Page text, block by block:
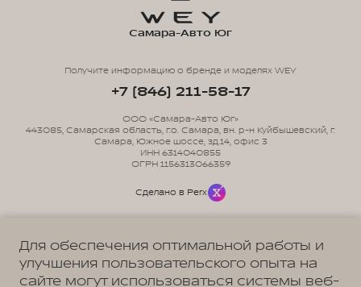
Политика обработки персональных данных
Самара-Авто Юг
Получите информацию о бренде и моделях WEY
+7 (846) 211-58-17
ООО «Самара-Авто Юг»
443085, Самарская область, г.о. Самара, вн. р-н Куйбышевский, г.
Самара, Южное шоссе, зд.14, офис 3
ИНН 6314040855
ОГРН 1156313066359
Сделано в Perx
Для обеспечения оптимальной работы и
улучшения пользовательского опыта на
сайте могут использоваться системы веб-